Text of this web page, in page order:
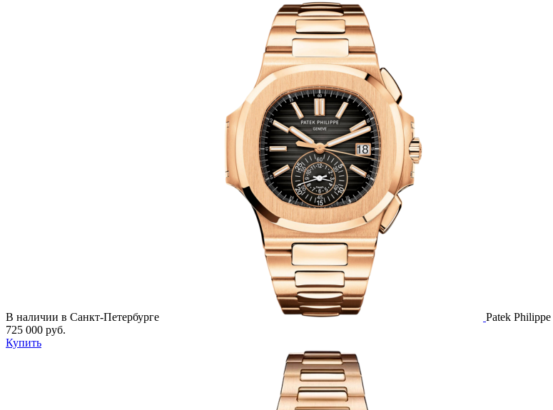
В наличии в Санкт-Петербурге Patek Philippe
725 000 руб.
Купить